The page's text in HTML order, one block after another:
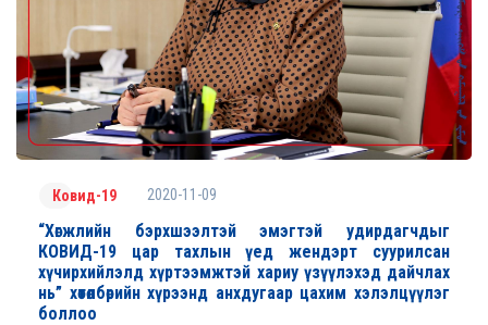
Ковид-19 2020-11-09
“Хөгжлийн бэрхшээлтэй эмэгтэй удирдагчдыг
КОВИД-19 цар тахлын үед жендэрт суурилсан
хүчирхийлэлд хүртээмжтэй хариу үзүүлэхэд дайчлах
нь” хөтөлбөрийн хүрээнд анхдугаар цахим хэлэлцүүлэг
боллоо